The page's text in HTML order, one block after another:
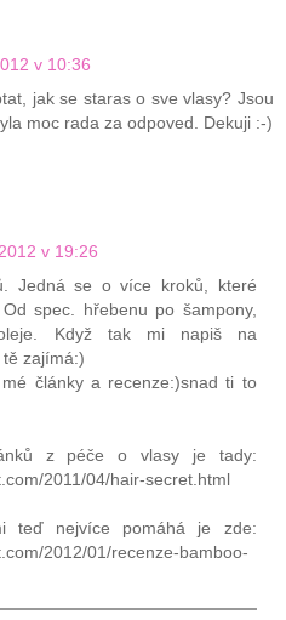
v 10:36
jak se staras o sve vlasy? Jsou
moc rada za odpoved. Dekuji :-)
v 19:26
Jedná se o více kroků, které
spec. hřebenu po šampony,
Když tak mi napiš na
zajímá:)
články a recenze:)snad ti to
z péče o vlasy je tady:
2011/04/hair-secret.html
teď nejvíce pomáhá je zde:
2012/01/recenze-bamboo-